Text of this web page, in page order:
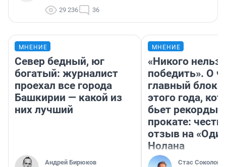
29 236 36
МНЕНИЕ
Север бедный, юг
богатый: журналист
проехал все города
Башкирии — какой из
них лучший
Андрей Бирюков
МНЕНИЕ
«Никого нельзя
победить». О
главный
этого года,
бьет рекорды в
прокате:
отзыв на
Нолана
Стас Соколов